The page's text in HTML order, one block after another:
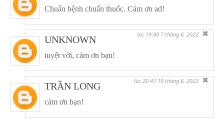
Chuẩn bệnh chuẩn thuốc. Cảm ơn ad!
UNKNOWN lúc 19:40 7 tháng 6, 2022 ✖
tuyệt vời, cảm ơn bạn!
TRẦN LONG lúc 20:43 19 tháng 6, 2022 ✖
cảm ơn bạn!